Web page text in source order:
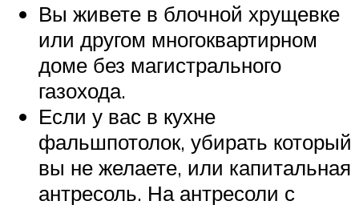
Вы живете в блочной хрущевке
или другом многоквартирном
доме без магистрального
газохода.
Если у вас в кухне
фальшпотолок, убирать который
вы не желаете, или капитальная
антресоль. На антресоли с